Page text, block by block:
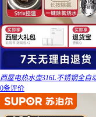
西屋电热水壶316L不锈钢全自
0条评价